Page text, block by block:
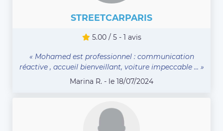
STREETCARPARIS
5.00 / 5 - 1 avis
« Mohamed est professionnel : communication
réactive , accueil bienveillant, voiture impeccable ... »
Marina R. - le 18/07/2024